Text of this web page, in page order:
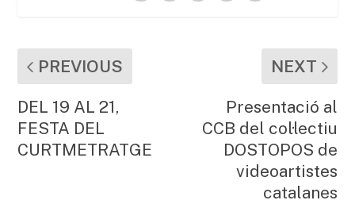
PREVIOUS
DEL 19 AL 21,
FESTA DEL
CURTMETRATGE
NEXT
Presentació al
CCB del col·lectiu
DOSTOPOS de
videoartistes
catalanes